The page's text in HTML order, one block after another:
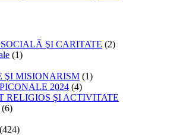
ŞI CARITATE (2)
(1)
ŞI MISIONARISM (1)
2024 (4)
RELIGIOS ŞI ACTIVITATE
(6)
(424)